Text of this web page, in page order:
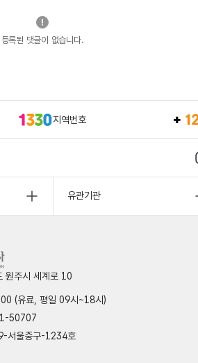
등록된 댓글이 없습니다.
지역번호
유관기관
원주시 세계로 10
(유료, 평일 09시~18시)
50707
서울중구-1234호